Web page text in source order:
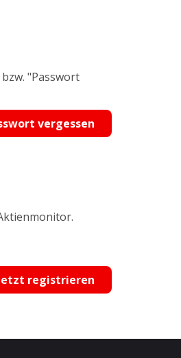
"Passwort
vergessen
registrieren